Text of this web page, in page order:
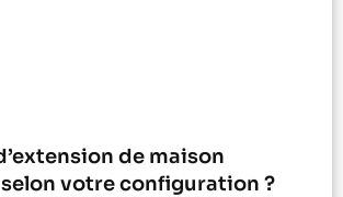
de maison
votre configuration ?